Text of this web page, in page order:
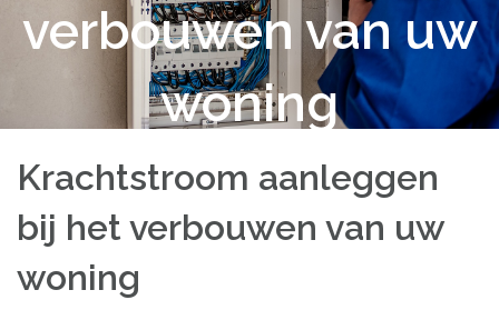
verbouwen van uw
woning
Krachtstroom aanleggen
bij het verbouwen van uw
woning